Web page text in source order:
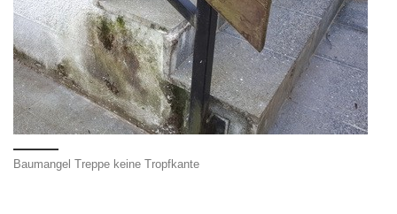
Baumangel Treppe keine Tropfkante